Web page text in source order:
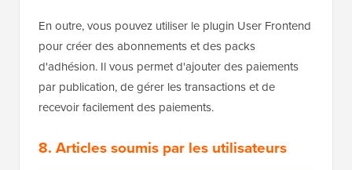
En outre, vous pouvez utiliser le plugin User Frontend
pour créer des abonnements et des packs
d'adhésion. Il vous permet d'ajouter des paiements
par publication, de gérer les transactions et de
recevoir facilement des paiements.
8. Articles soumis par les utilisateurs